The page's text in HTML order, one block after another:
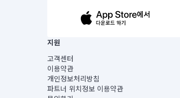
지원
고객센터
이용약관
개인정보처리방침
파트너 위치정보 이용약관